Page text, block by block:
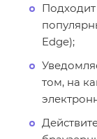
Edge);
том, на